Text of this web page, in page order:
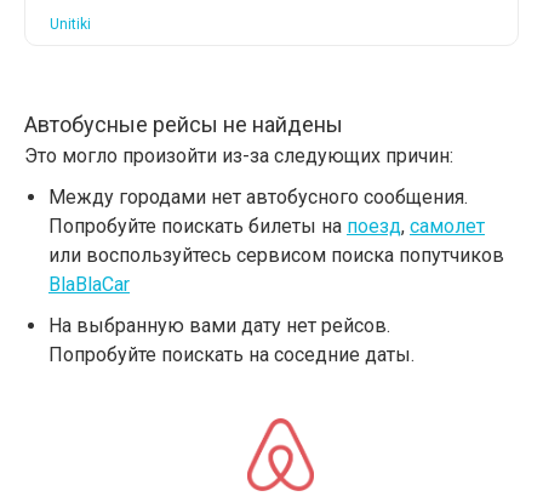
Unitiki
Автобусные рейсы не найдены
Это могло произойти из-за следующих причин:
Между городами нет автобусного сообщения.
Попробуйте поискать билеты на поезд, самолет
или воспользуйтесь сервисом поиска попутчиков
BlaBlaCar
На выбранную вами дату нет рейсов.
Попробуйте поискать на соседние даты.